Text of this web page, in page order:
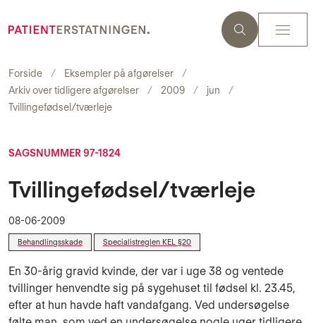
Forside
Eksempler på afgørelser
Arkiv over tidligere afgørelser
2009
jun
Tvillingefødsel/tværleje
SAGSNUMMER 97-1824
Tvillingefødsel/tværleje
08-06-2009
Behandlingsskade Specialistreglen KEL §20
En 30-årig gravid kvinde, der var i uge 38 og ventede
tvillinger henvendte sig på sygehuset til fødsel kl. 23.45,
efter at hun havde haft vandafgang. Ved undersøgelse